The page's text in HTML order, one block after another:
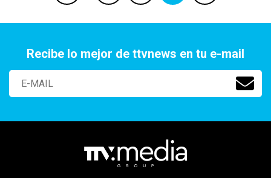
Recibe lo mejor de ttvnews en tu e-mail